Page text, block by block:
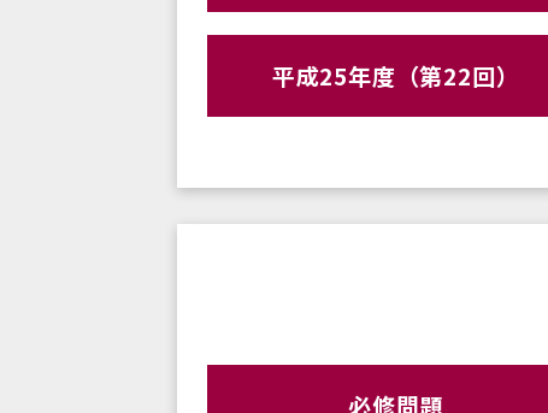
平成25年度（第22回）
必修問題